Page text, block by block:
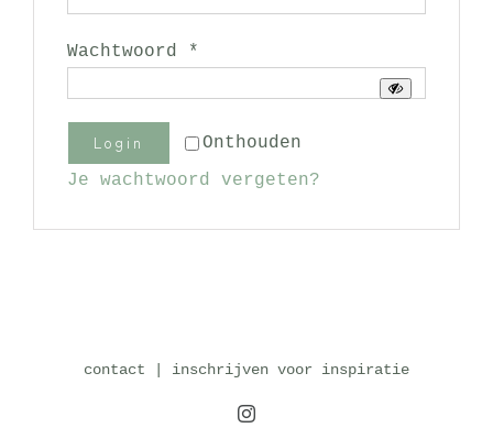
Wachtwoord *
Onthouden
Login
Je wachtwoord vergeten?
contact inschrijven voor inspiratie
Instagram